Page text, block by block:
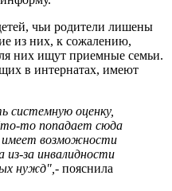
чьи родители лишены
из них, к сожалению,
них ищут приемные семьи.
в интернатах, имеют
оценку,
то попадает сюда
имеет возможности
из-за инвалидности
нужд", - пояснила